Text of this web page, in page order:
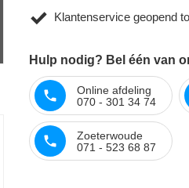
Klantenservice geopend
Hulp nodig? Bel één van
Online afdeling
070 - 301 34 74
Zoeterwoude
071 - 523 68 87